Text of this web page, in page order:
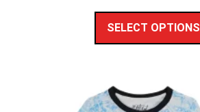
SELECT OPTIONS